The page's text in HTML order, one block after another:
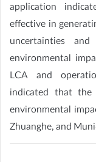
application
effective in
uncertainties
environmental
LCA and
indicated that
environmental
Zhuanghe, and